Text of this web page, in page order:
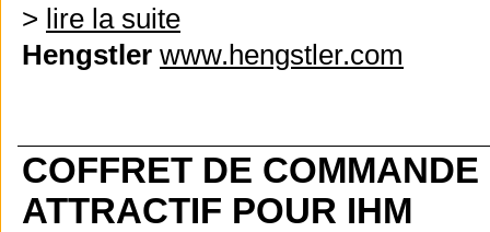
> lire la suite
Hengstler www.hengstler.com
COFFRET DE
ATTRACTIF POUR IHM